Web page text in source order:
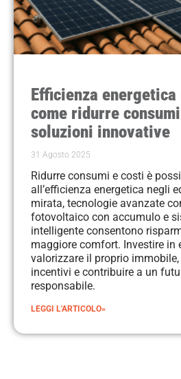
Efficienza
come ridurre
soluzioni innovative
31 Agosto 2025
Ridurre consumi e costi è
all’efficienza energetica negli
mirata, tecnologie avanzate
fotovoltaico con accumulo e
intelligente consentono
maggiore comfort. Investire in
valorizzare il proprio immobile,
incentivi e contribuire a un
responsabile.
LEGGI L'ARTICOLO»